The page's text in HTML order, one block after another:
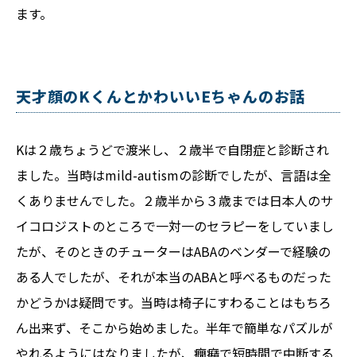
ます。
天才顔のKくんとかわいいEちゃんのお話
Kは２歳ちょうどで渡米し、２歳半で自閉症と診断され
ました。当時はmild-autismの診断でしたが、言語は全
くありませんでした。２歳半から３歳までは日本人のサ
イコロジストのところで一対一のセラピーをしていまし
たが、そのときのチューターはABAのベンダーで経験の
ある人でしたが、それが本当のABAと呼べるものだった
かどうかは疑問です。当時は椅子にすわることはもちろ
ん出来ず、そこから始めました。半年で簡単なパズルが
やれるようにはなりましたが、癇癪で短時間で中断する